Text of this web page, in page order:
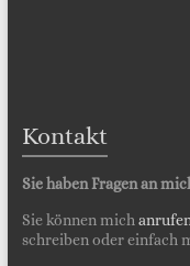
Kontakt
Sie haben Fragen an
Sie können mich
schreiben oder einfach